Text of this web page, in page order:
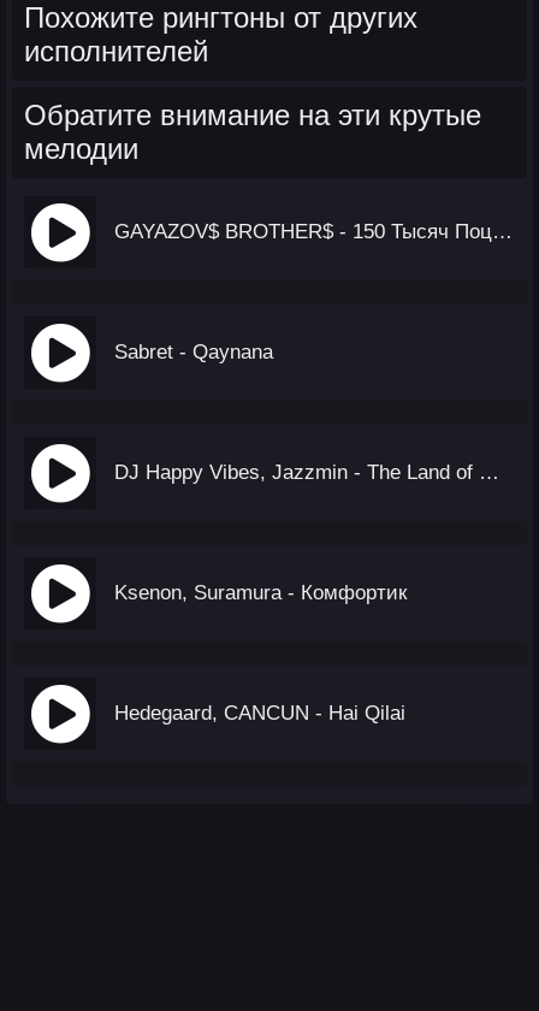
Похожите рингтоны от других
исполнителей
Обратите внимание на эти крутые
мелодии
GAYAZOV$ BROTHER$ - 150 Тысяч Поцелуев
Sabret - Qaynana
DJ Happy Vibes, Jazzmin - The Land of Make Believe
Ksenon, Suramura - Комфортик
Hedegaard, CANCUN - Hai Qilai